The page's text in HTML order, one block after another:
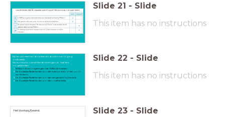
Slide 21 - Slide
This item has no instructions
Bij het uitbreken van de opstand is de uitkomst nog erg
onduidelijk.
De revolutie kon verschillende richtingen uit. Geef drie
mogelijkheden.
Willem I doet toegevingen, het VKN blijft bestaan.
De Zuidelijke Nederlanden worden bestuurd door een zoon
van Willem I.
De Zuidelijke Nederlanden worden aangehecht bij Frankrijk.
De Zuidelijke Nederlanden worden onafhankelijk.
Slide 22 - Slide
This item has no instructions
Het Voorlopig Bewind Slide 23 - Slide